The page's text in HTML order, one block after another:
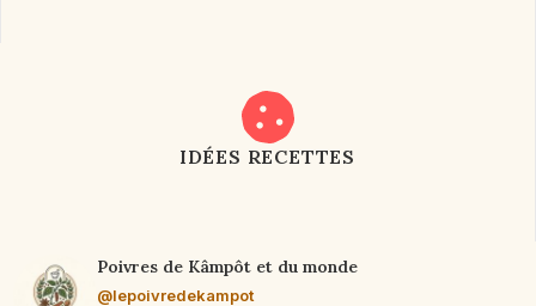
IDÉES RECETTES
Poivres de Kâmpôt et du monde
@lepoivredekampot